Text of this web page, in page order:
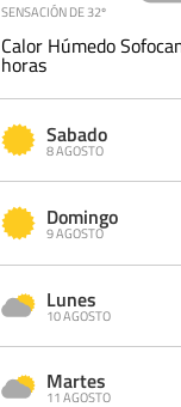
SENSACIÓN DE 32º
Calor Húmedo
horas
Sabado
8 AGOSTO
Domingo
9 AGOSTO
Lunes
10 AGOSTO
Martes
11 AGOSTO